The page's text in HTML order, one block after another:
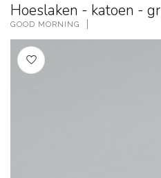
Hoeslaken - katoen -
GOOD MORNING